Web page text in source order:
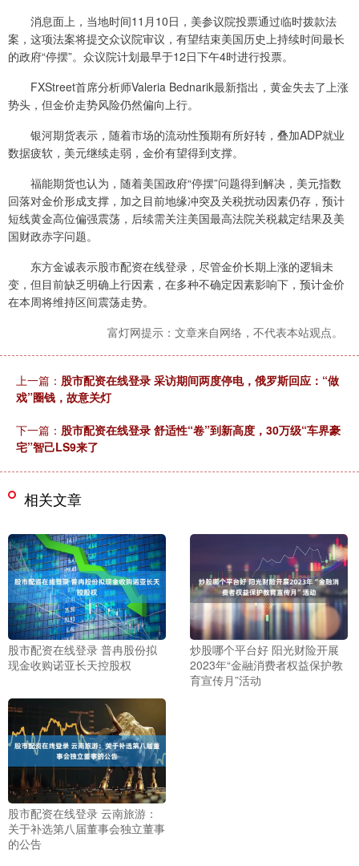
消息面上，当地时间11月10日，美参议院投票通过临时拨款法
案，这项法案将提交众议院审议，有望结束美国历史上持续时间最长
的政府“停摆”。众议院计划最早于12日下午4时进行投票。
FXStreet首席分析师Valeria Bednarik最新指出，黄金失去了上涨
势头，但金价走势风险仍然偏向上行。
银河期货表示，随着市场的流动性预期有所好转，叠加ADP就业
数据疲软，美元继续走弱，金价有望得到支撑。
福能期货也认为，随着美国政府“停摆”问题得到解决，美元指数
回落对金价形成支撑，加之目前地缘冲突及关税扰动因素仍存，预计
短线黄金高位偏强震荡，后续需关注美国最高法院关税裁定结果及美
国财政赤字问题。
东方金诚表示股市配资在线登录，尽管金价长期上涨的逻辑未
变，但目前缺乏明确上行因素，在多种不确定因素影响下，预计金价
在本周将维持区间震荡走势。
富灯网提示：文章来自网络，不代表本站观点。
上一篇： 股市配资在线登录 采访期间两度停电，俄罗斯回应：“做
戏”圈钱，故意关灯
下一篇： 股市配资在线登录 舒适性“卷”到新高度，30万级“车界豪
宅”智己LS9来了
相关文章
股市配资在线登录 普冉股份拟
现金收购诺亚长天控股权
炒股哪个平台好 阳光财险开展
2023年“金融消费者权益保护教
育宣传月”活动
股市配资在线登录 云南旅游：
关于补选第八届董事会独立董事
的公告